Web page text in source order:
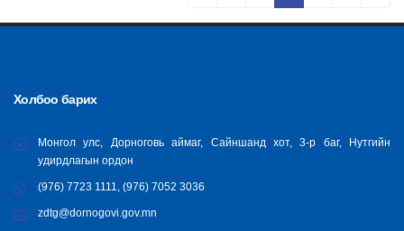
Холбоо барих
Монгол улс, Дорноговь аймаг, Сайншанд хот, 3-р баг, Нутгийн
удирдлагын ордон
(976) 7723 1111, (976) 7052 3036
zdtg@dornogovi.gov.mn